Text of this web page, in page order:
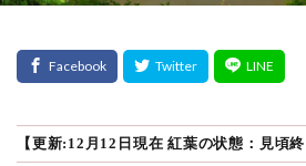
【更新:12月12日現在 紅葉の状態：見頃終